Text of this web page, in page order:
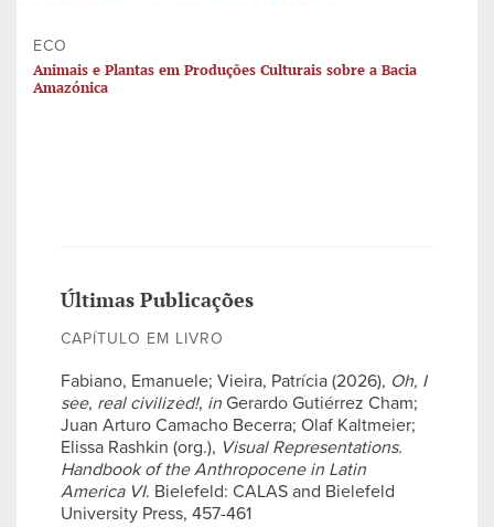
ECO
Animais e Plantas em Produções Culturais sobre a Bacia
Amazónica
Últimas Publicações
CAPÍTULO EM LIVRO
Fabiano, Emanuele; Vieira, Patrícia (2026), Oh, I
see, real civilized!, in Gerardo Gutiérrez Cham;
Juan Arturo Camacho Becerra; Olaf Kaltmeier;
Elissa Rashkin (org.), Visual Representations.
Handbook of the Anthropocene in Latin
America VI. Bielefeld: CALAS and Bielefeld
University Press, 457-461